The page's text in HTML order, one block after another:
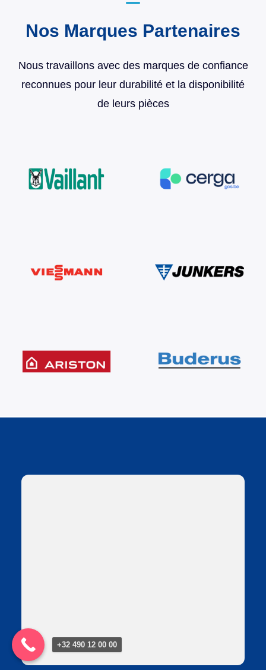
Nos Marques Partenaires
Nous travaillons avec des marques de confiance
reconnues pour leur durabilité et la disponibilité
de leurs pièces
+32 490 12 00 00